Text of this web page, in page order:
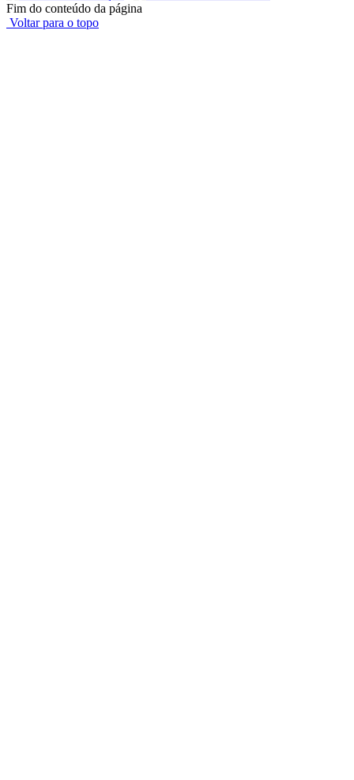
Fim do conteúdo da página
Voltar para o topo